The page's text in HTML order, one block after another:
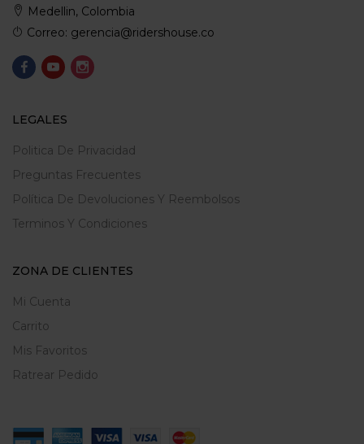
Medellin, Colombia
Correo: gerencia@ridershouse.co
LEGALES
Politica De Privacidad
Preguntas Frecuentes
Política De Devoluciones Y Reembolsos
Terminos Y Condiciones
ZONA DE CLIENTES
Mi Cuenta
Carrito
Mis Favoritos
Ratrear Pedido